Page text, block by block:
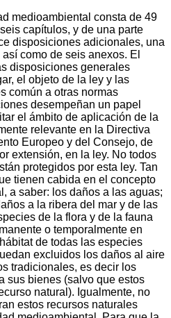
medioambiental consta de 49
capítulos, y de una parte
disposiciones adicionales, una
como de seis anexos. El
disposiciones generales
el objeto de la ley y las
común a otras normas
desempeñan un papel
el ámbito de aplicación de la
relevante en la Directiva
Europeo y del Consejo, de
extensión, en la ley. No todos
protegidos por esta ley. Tan
tienen cabida en el concepto
a saber: los daños a las aguas;
a la ribera del mar y de las
de la flora y de la fauna
o temporalmente en
de todas las especies
excluidos los daños al aire
tradicionales, es decir los
sus bienes (salvo que estos
natural). Igualmente, no
estos recursos naturales